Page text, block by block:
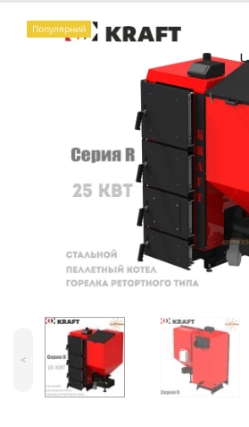
Популярний
<